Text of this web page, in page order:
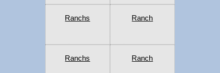
Ranchs Ranch
Ranchs Ranch